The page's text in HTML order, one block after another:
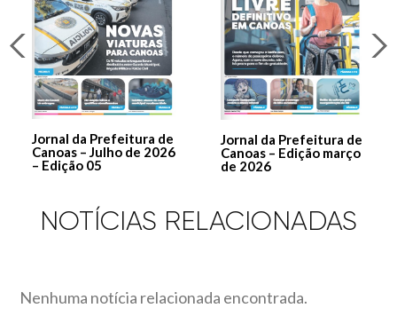
Jornal da Prefeitura de
Canoas – Julho de 2026
– Edição 05
Jornal da Prefeitura de
Canoas – Edição março
de 2026
NOTÍCIAS RELACIONADAS
Nenhuma notícia relacionada encontrada.